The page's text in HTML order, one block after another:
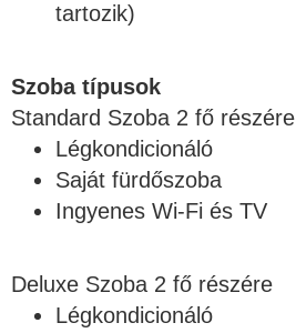
tartozik)
Szoba típusok
Standard Szoba 2 fő részére
Légkondicionáló
Saját fürdőszoba
Ingyenes Wi-Fi és TV
Deluxe Szoba 2 fő részére
Légkondicionáló